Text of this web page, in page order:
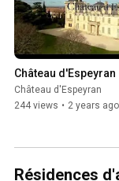
Château d'Espeyran
Château d'Espeyran
244 views • 2 years ago
Résidences